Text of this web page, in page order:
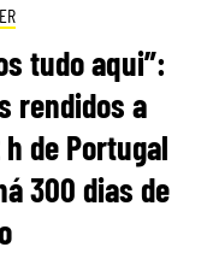
tudo aqui”:
rendidos a
de Portugal
300 dias de